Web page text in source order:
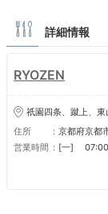
詳細情報
RYOZEN
祇園四条、蹴上、
住所
京都府京都
営業時間
[一]
18:00 -
10:30